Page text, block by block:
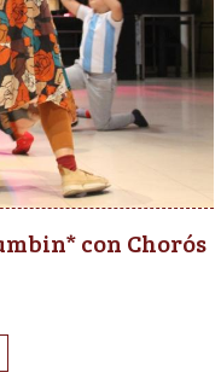
con Chorós